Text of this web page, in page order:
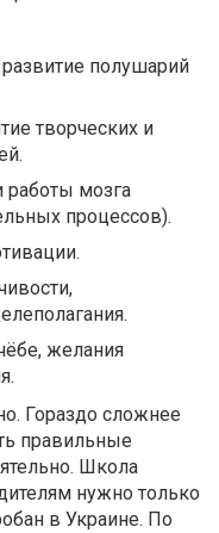
полушарий
творческих и
мозга
процессов).
желания
Гораздо сложнее
правильные
Школа
нужно только
в Украине. По